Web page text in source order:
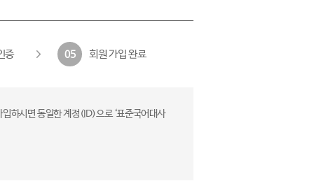
증 05 회원 가입 완료
하시면 동일한 계정(ID)으로 ‘표준국어대사